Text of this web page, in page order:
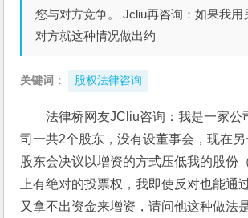
您与对方竞争。 Jcliu再咨询：如果我用
对方就这种情况做出约
关键词： 股权法律咨询
法律桥网友JCliu咨询：我是一家公
司一共2个股东，没有设董事会，现在
股东会决议以增资的方式压低我的股份
上有绝对的投票权，我即使反对也能通
又拿不出资金来增资，请问他这种做法